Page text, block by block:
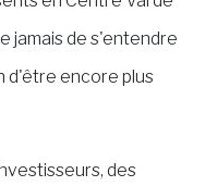
jamais de s'entendre
d'être encore plus
des